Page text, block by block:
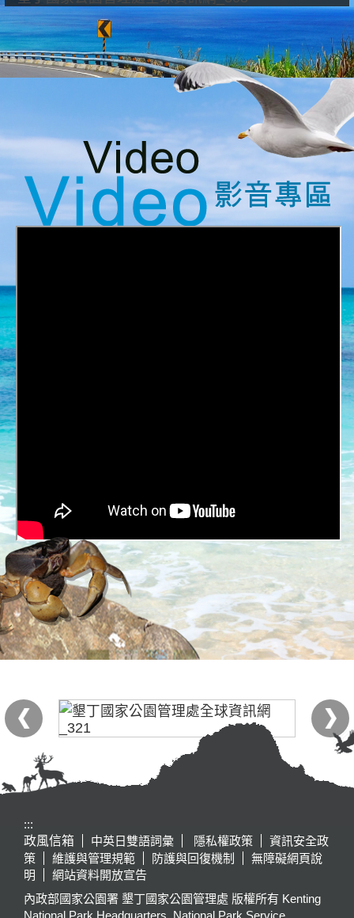
:::
政風信箱
中英日雙語詞彙 隱私權政策
資訊安全政
策
維護與管理規範 防護與回復機制
無障礙網頁說
明
網站資料開放宣告
內政部國家公園署 墾丁國家公園管理處 版權所有 Kenting
National Park Headquarters, National Park Service,